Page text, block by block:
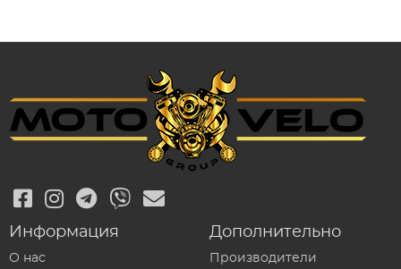
Информация
О нас
Дополнительно
Производители